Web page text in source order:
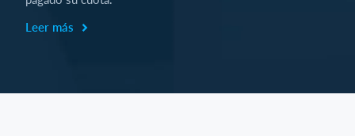
Leer más